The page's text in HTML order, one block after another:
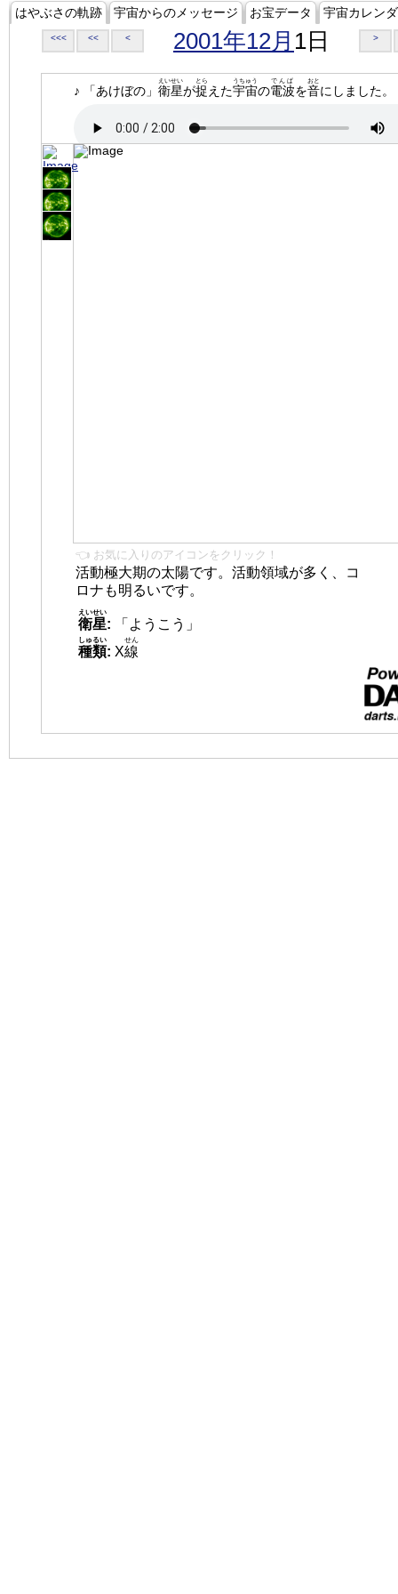
はやぶさの軌跡 宇宙からのメッセージ お宝データ 宇宙カレン
<<< << < 2001年12月 1日 >
♪ 「あけぼの」 衛星
えいせい
が捉
とら
えた宇宙
うちゅう
の電波
でんぱ
を音
おと
にしました。
👈 お気に入りのアイコンをクリック！
活動極大期の太陽です。活動領域が多く、コ
ロナも明るいです。
衛星
えいせい
:
「ようこう」
種類
しゅるい
: X線
せん